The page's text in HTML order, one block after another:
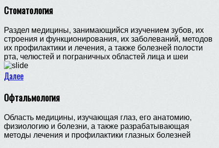
Стоматология
Раздел медицины, занимающийся изучением зубов, их
строения и функционирования, их заболеваний, методов
их профилактики и лечения, а также болезней полости
рта, челюстей и пограничных областей лица и шеи
Далее
Офтальмология
Область медицины, изучающая глаз, его анатомию,
физиологию и болезни, а также разрабатывающая
методы лечения и профилактики глазных болезней